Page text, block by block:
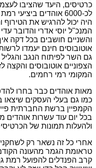
כרטיסים, היעד שהציבו
לכ-6000 אוהדים
היה יכול להרגיש את
המנכ"ל יוסי אדרי והדובר
והשניים חושבים בכל דקה
אוטובוסים חינם יעמדו
גם השר לפיתוח הנגב
הצפוניים אוטובוסים והקצה
המקומי רמי רחמים.
מאות אוהדים כבר בחרו
כמו גם בעלי העסקים
הקמפיין ברשת החברתית
בכל יום עוד עשרות אוהדים
ולהעלות תמונות של
אחרי כל זה נשאר רק
טראומת הגמר מהעונה
קרב הפנדלים להפועל רמת